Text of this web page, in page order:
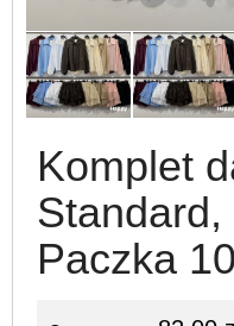
Komplet
Paczka